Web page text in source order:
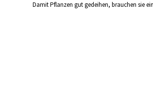
Damit Pflanzen gut gedeihen, brauchen sie